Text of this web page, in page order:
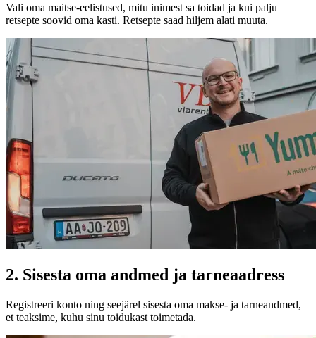
Vali oma maitse-eelistused, mitu inimest sa toidad ja kui palju
retsepte soovid oma kasti. Retsepte saad hiljem alati muuta.
2. Sisesta oma andmed ja tarneaadress
Registreeri konto ning seejärel sisesta oma makse- ja tarneandmed,
et teaksime, kuhu sinu toidukast toimetada.